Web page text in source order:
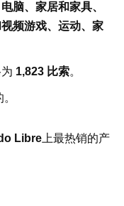
脑、家居和家具、
频游戏、运动、家
1,823 比索。
Libre 上最热销的产